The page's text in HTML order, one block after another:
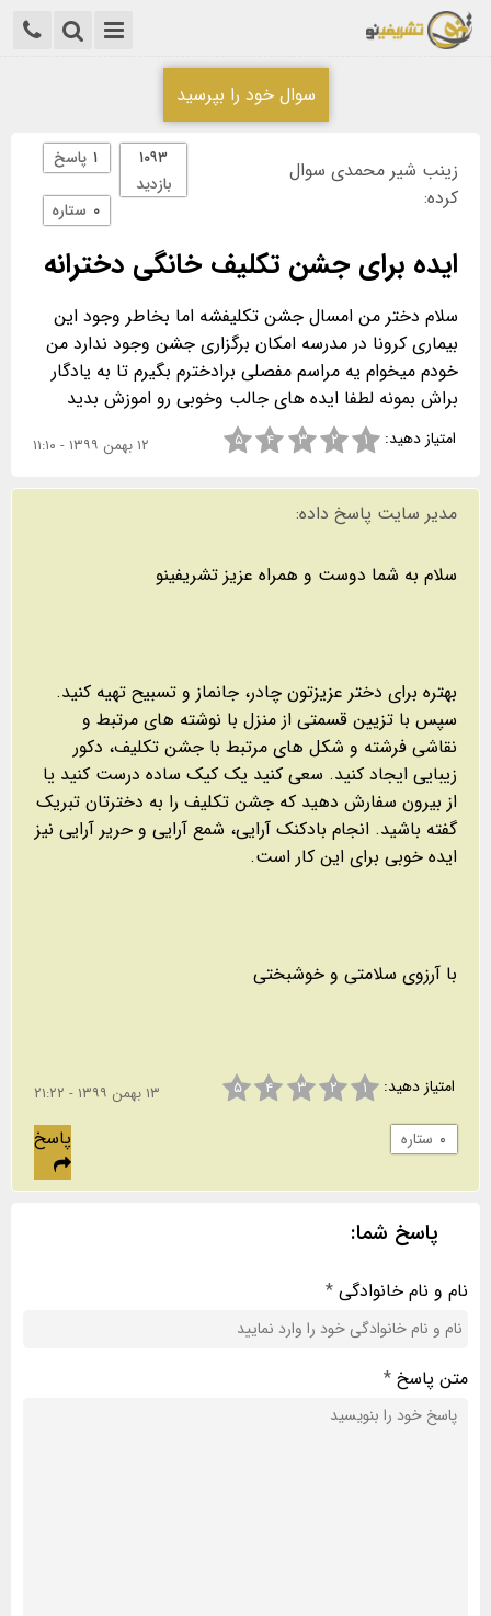
سوال خود را بپرسید
زینب شیر محمدی سوال
کرده:
۱ پاسخ
۱۰۹۳
بازدید
۰ ستاره
ایده برای جشن تکلیف خانگی دخترانه
سلام دختر من امسال جشن تکلیفشه اما بخاطر وجود این
بیماری کرونا در مدرسه امکان برگزاری جشن وجود ندارد من
خودم میخوام یه مراسم مفصلی برادخترم بگیرم تا به یادگار
براش بمونه لطفا ایده های جالب وخوبی رو اموزش بدید
امتیاز دهید: ۱ ۲ ۳ ۴ ۵ ۱۲ بهمن ۱۳۹۹ - ۱۱:۱۰
مدیر سایت پاسخ داده:
سلام به شما دوست و همراه عزیز تشریفینو
بهتره برای دختر عزیزتون چادر، جانماز و تسبیح تهیه کنید.
سپس با تزیین قسمتی از منزل با نوشته های مرتبط و
نقاشی فرشته و شکل های مرتبط با جشن تکلیف، دکور
زیبایی ایجاد کنید. سعی کنید یک کیک ساده درست کنید یا
از بیرون سفارش دهید که جشن تکلیف را به دخترتان تبریک
گفته باشید. انجام بادکنک آرایی، شمع آرایی و حریر آرایی نیز
ایده خوبی برای این کار است.
با آرزوی سلامتی و خوشبختی
امتیاز دهید: ۱ ۲ ۳ ۴ ۵ ۱۳ بهمن ۱۳۹۹ - ۲۱:۲۲
۰ ستاره پاسخ
پاسخ شما:
نام و نام خانوادگی *
متن پاسخ *